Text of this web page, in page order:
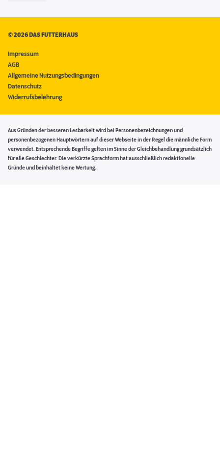
©2026 DAS FUTTERHAUS
Impressum
AGB
Allgemeine Nutzungsbedingungen
Datenschutz
Widerrufsbelehrung
Aus Gründen der besseren Lesbarkeit wird bei Personenbezeichnungen und
personenbezogenen Hauptwörtern auf dieser Webseite in der Regel die männliche Form
verwendet. Entsprechende Begriffe gelten im Sinne der Gleichbehandlung grundsätzlich
für alle Geschlechter. Die verkürzte Sprachform hat ausschließlich redaktionelle
Gründe und beinhaltet keine Wertung.